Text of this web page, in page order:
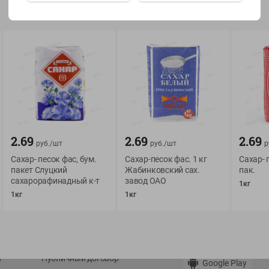
О сервисе
Условия доставки
Возврат товара
Оформление заказа
Публичный договор
Мой Green
История покупок
Обратная связь
Google Play
2.69 руб./шт
Сахар- песок фас, бум.
пакет Слуцкий
сахарорафинадный к-т
1кг
2.69 руб./шт
Сахар-песок фас. 1 кг
Жабинковский сах.
завод ОАО
1кг
2.69
Сахар-
пак.
1кг